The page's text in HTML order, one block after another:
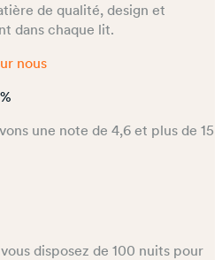
de qualité, design et
dans chaque lit.
nous
une note de 4,6 et plus de 15
disposez de 100 nuits pour